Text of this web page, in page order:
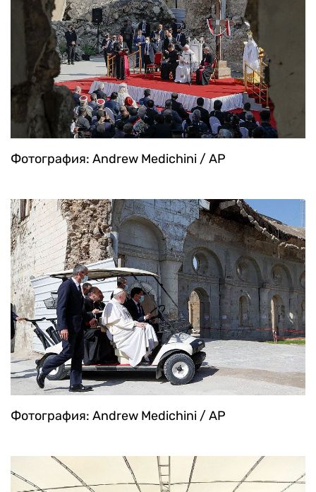
Фотография: Andrew Medichini / AP
Фотография: Andrew Medichini / AP